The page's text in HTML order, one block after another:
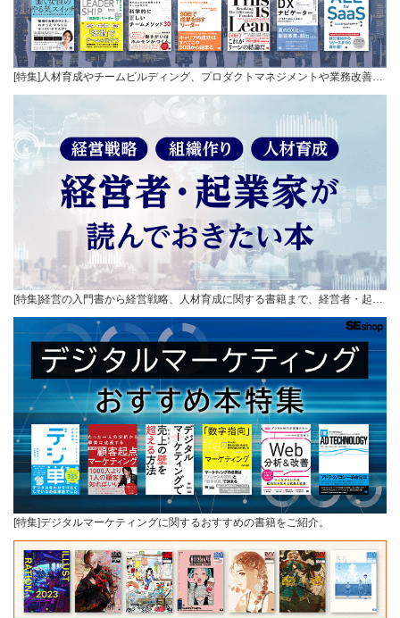
[特集]人材育成やチームビルディング、プロダクトマネジメントや業務改善…
[特集]経営の入門書から経営戦略、人材育成に関する書籍まで、経営者・起…
[特集]デジタルマーケティングに関するおすすめの書籍をご紹介。